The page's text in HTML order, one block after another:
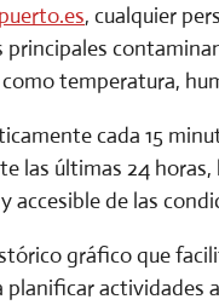
, cualquier
principales
temperatura,
cada 15
las últimas 24
accesible de las
gráfico que
planificar actividades